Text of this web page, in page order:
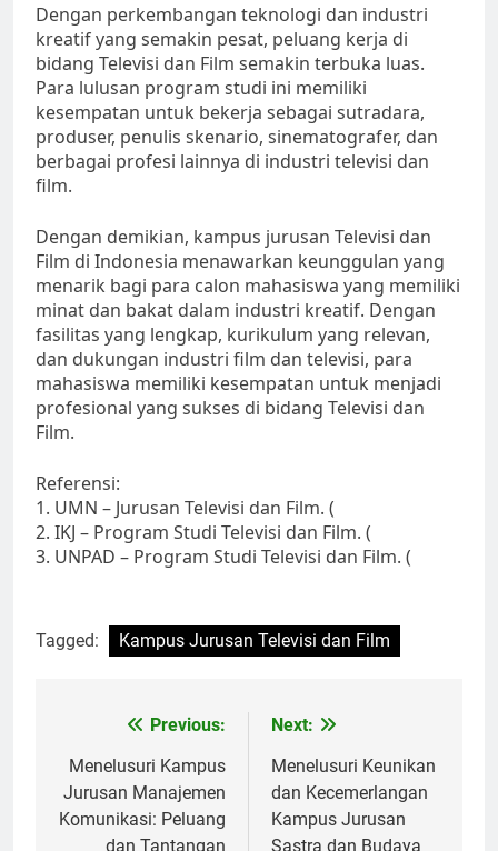
Dengan perkembangan teknologi dan industri
kreatif yang semakin pesat, peluang kerja di
bidang Televisi dan Film semakin terbuka luas.
Para lulusan program studi ini memiliki
kesempatan untuk bekerja sebagai sutradara,
produser, penulis skenario, sinematografer, dan
berbagai profesi lainnya di industri televisi dan
film.
Dengan demikian, kampus jurusan Televisi dan
Film di Indonesia menawarkan keunggulan yang
menarik bagi para calon mahasiswa yang memiliki
minat dan bakat dalam industri kreatif. Dengan
fasilitas yang lengkap, kurikulum yang relevan,
dan dukungan industri film dan televisi, para
mahasiswa memiliki kesempatan untuk menjadi
profesional yang sukses di bidang Televisi dan
Film.
Referensi:
1. UMN – Jurusan Televisi dan Film. (
2. IKJ – Program Studi Televisi dan Film. (
3. UNPAD – Program Studi Televisi dan Film. (
Tagged: Kampus Jurusan Televisi dan Film
navigation
Previous:
Menelusuri Kampus
Jurusan Manajemen
Komunikasi: Peluang
dan Tantangan
Next:
Menelusuri Keunikan
dan Kecemerlangan
Kampus Jurusan
Sastra dan Budaya